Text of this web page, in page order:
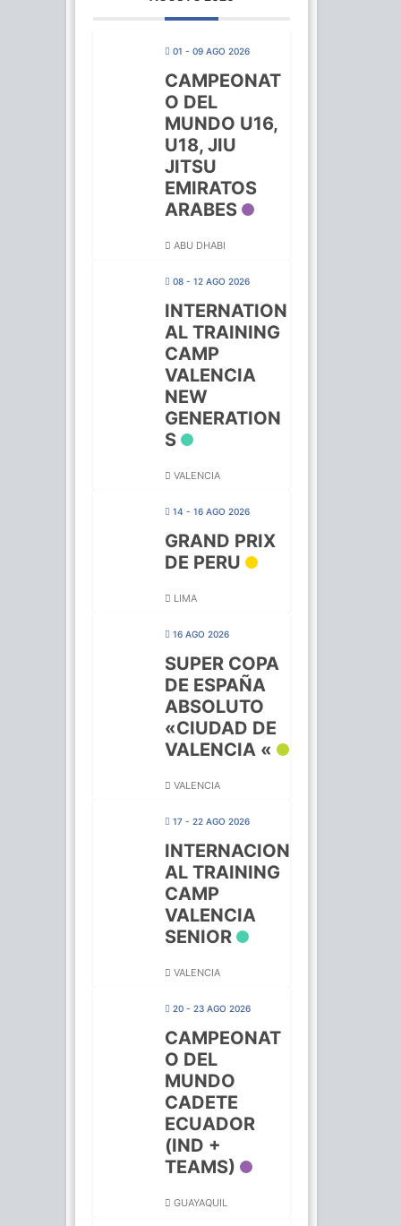
01 - 09 AGO 2026
CAMPEONAT
O DEL
MUNDO U16,
U18, JIU
JITSU
EMIRATOS
ARABES
ABU DHABI
08 - 12 AGO 2026
INTERNATION
AL TRAINING
CAMP
VALENCIA
NEW
GENERATION
S
VALENCIA
14 - 16 AGO 2026
GRAND PRIX
DE PERU
LIMA
16 AGO 2026
SUPER COPA
DE ESPAÑA
ABSOLUTO
«CIUDAD DE
VALENCIA «
VALENCIA
17 - 22 AGO 2026
INTERNACION
AL TRAINING
CAMP
VALENCIA
SENIOR
VALENCIA
20 - 23 AGO 2026
CAMPEONAT
O DEL
MUNDO
CADETE
ECUADOR
(IND +
TEAMS)
GUAYAQUIL